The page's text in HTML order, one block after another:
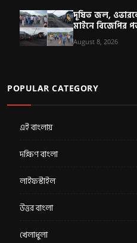
দূষিত জল,
মাইনে বিজেপির
August 8, 2026
POPULAR CATEGORY
এই বাংলায়
দক্ষিণ বাংলা
লাইফস্টাইল
উত্তর বাংলা
খেলাধুলা